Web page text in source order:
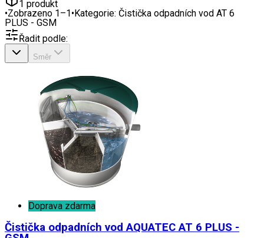
1 produkt
•Zobrazeno 1–1•Kategorie: Čistička odpadních vod AT 6
PLUS - GSM
Řadit podle:
Směr
Doprava zdarma
Čistička odpadních vod AQUATEC AT 6 PLUS -